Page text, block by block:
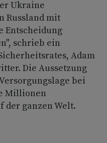
Ukraine
Russland mit
Entscheidung
schrieb ein
Adam
Die Aussetzung
bei
Millionen
der ganzen Welt.